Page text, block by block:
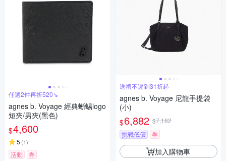
任選2件再折520↘
agnes b. Voyage 經典蜥蜴logo
短夾/男夾(黑色)
$4,600
5 (1)
活動 券
送禮不遲到31折起
agnes b. Voyage 尼龍手提袋
(小)
$6,882 $7,182
挑戰低價
券
加入購物車